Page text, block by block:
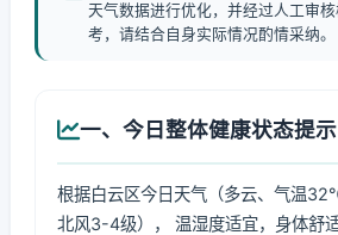
天气数据进行优化，并经过人工审
考，请结合自身实际情况酌情采纳。
一、今日整体健康状态提示
根据白云区今日天气（多云、气温
北风3-4级）， 温湿度适宜，身体舒